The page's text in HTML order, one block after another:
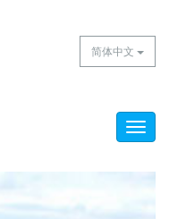
简体中文